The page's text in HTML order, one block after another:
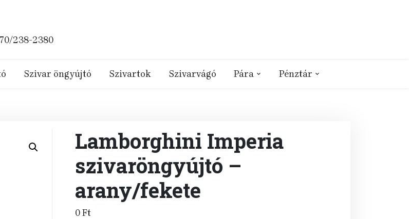
238-2380
Szivar öngyújtó Szivartok Szivarvágó Pára Pénztár
Lamborghini Imperia
szivaröngyújtó –
arany/fekete
0Ft